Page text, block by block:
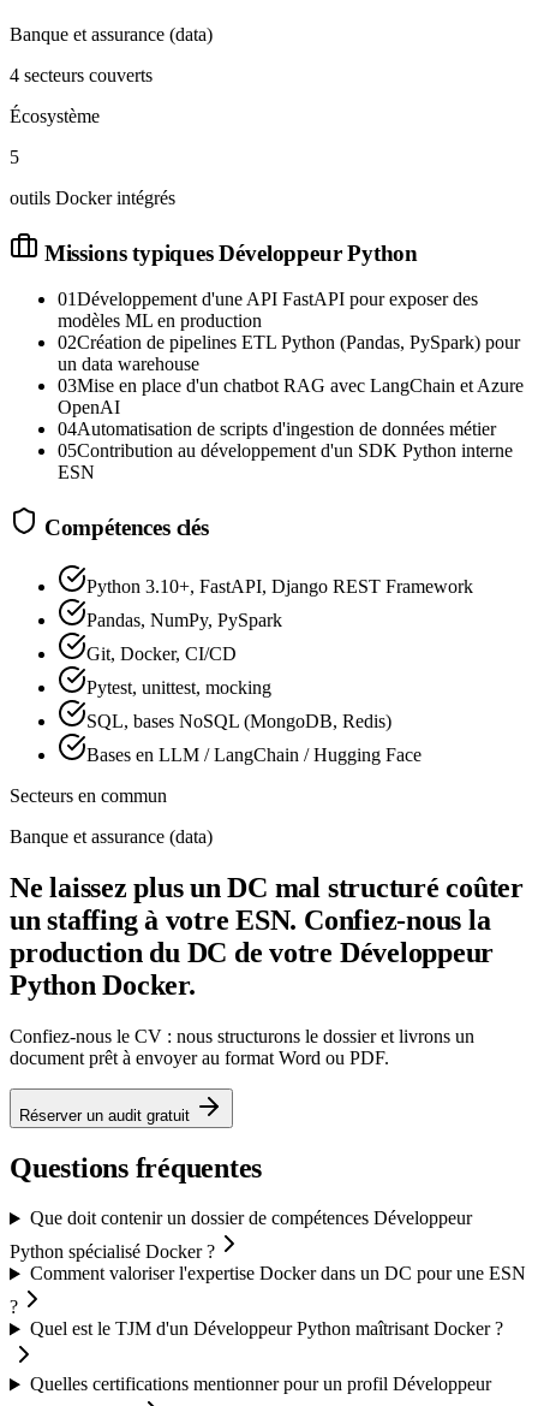
Banque et assurance (data)
4 secteurs couverts
Écosystème
5
outils Docker intégrés
Missions typiquesDéveloppeur Python
01Développement d'une API FastAPI pour exposer des
modèles ML en production
02Création de pipelines ETL Python (Pandas, PySpark) pour
un data warehouse
03Mise en place d'un chatbot RAG avec LangChain et Azure
OpenAI
04Automatisation de scripts d'ingestion de données métier
05Contribution au développement d'un SDK Python interne
ESN
Compétences clés
Python 3.10+, FastAPI, Django REST Framework
Pandas, NumPy, PySpark
Git, Docker, CI/CD
Pytest, unittest, mocking
SQL, bases NoSQL (MongoDB, Redis)
Bases en LLM / LangChain / Hugging Face
Secteurs en commun
Banque et assurance (data)
Ne laissez plus un DC mal structuré coûter
un staffing à votre ESN. Confiez-nous la
production du DC de votre Développeur
Python Docker.
Confiez-nous le CV : nous structurons le dossier et livrons un
document prêt à envoyer au format Word ou PDF.
Réserver un audit gratuit
Questions fréquentes
Que doit contenir un dossier de compétences Développeur
Python spécialisé Docker ?
Comment valoriser l'expertise Docker dans un DC pour une ESN
?
Quel est le TJM d'un Développeur Python maîtrisant Docker ?
Quelles certifications mentionner pour un profil Développeur